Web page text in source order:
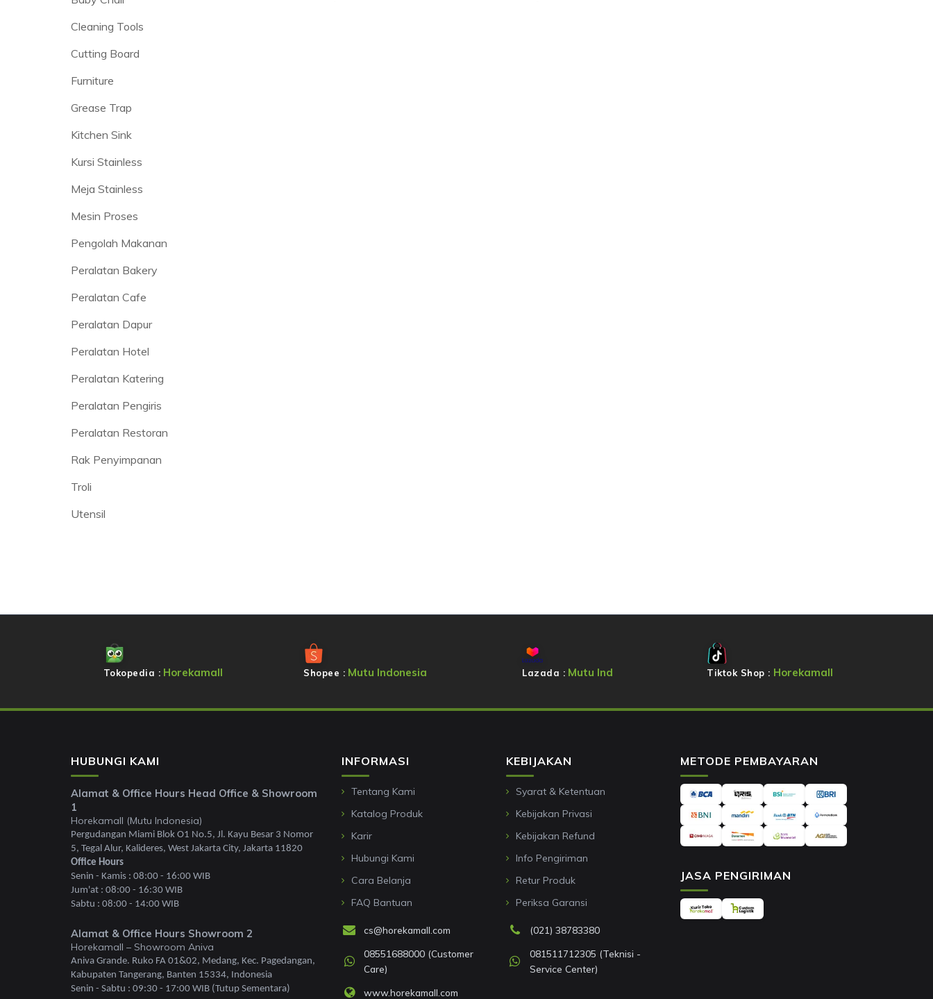
Cleaning Tools
Cutting Board
Furniture
Grease Trap
Kitchen Sink
Kursi Stainless
Meja Stainless
Mesin Proses
Pengolah Makanan
Peralatan Bakery
Peralatan Cafe
Peralatan Dapur
Peralatan Hotel
Peralatan Katering
Peralatan Pengiris
Peralatan Restoran
Rak Penyimpanan
Troli
Utensil
Tokopedia : Horekamall Shopee : Mutu Indonesia Lazada : Mutu Ind Tiktok Shop : Horekamall
HUBUNGI KAMI
Alamat & Office Hours Head Office & Showroom
1
Horekamall (Mutu Indonesia)
Pergudangan Miami Blok O1 No.5, Jl. Kayu Besar 3 Nomor
5, Tegal Alur, Kalideres, West Jakarta City, Jakarta 11820
Office Hours
Senin - Kamis : 08:00 - 16:00 WIB
Jum'at : 08:00 - 16:30 WIB
Sabtu : 08:00 - 14:00 WIB
Alamat & Office Hours Showroom 2
Horekamall – Showroom Aniva
Aniva Grande. Ruko FA 01&02, Medang, Kec. Pagedangan,
Kabupaten Tangerang, Banten 15334, Indonesia
Senin - Sabtu : 09:30 - 17:00 WIB (Tutup Sementara)
INFORMASI
Tentang Kami
Katalog Produk
Karir
Hubungi Kami
Cara Belanja
FAQ Bantuan
KEBIJAKAN
Syarat & Ketentuan
Kebijakan Privasi
Kebijakan Refund
Info Pengiriman
Retur Produk
Periksa Garansi
cs@horekamall.com
(021) 38783380
08551688000 (Customer
Care)
081511712305 (Teknisi -
Service Center)
www.horekamall.com
METODE PEMBAYARAN
JASA PENGIRIMAN